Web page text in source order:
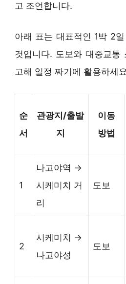
고 조언합니다.
아래 표는 대표적인 1박 2
것입니다. 도보와 대중교통
고해 일정 짜기에 활용하세
순
서
관광지/출발
지
이동
방법
1
나고야역 →
시케미치 거
리
도보
2
시케미치 →
나고야성
도보